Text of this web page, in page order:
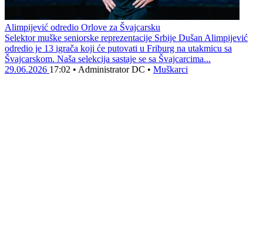
Alimpijević odredio Orlove za Švajcarsku
Selektor muške seniorske reprezentacije Srbije Dušan Alimpijević
odredio je 13 igrača koji će putovati u Friburg na utakmicu sa
Švajcarskom. Naša selekcija sastaje se sa Švajcarcima...
29.06.2026 17:02 • Administrator DC • Muškarci